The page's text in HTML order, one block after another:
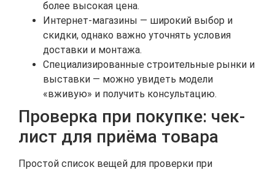
более высокая цена.
Интернет-магазины — широкий выбор и
скидки, однако важно уточнять условия
доставки и монтажа.
Специализированные строительные рынки и
выставки — можно увидеть модели
«вживую» и получить консультацию.
Проверка при покупке: чек-
лист для приёма товара
Простой список вещей для проверки при